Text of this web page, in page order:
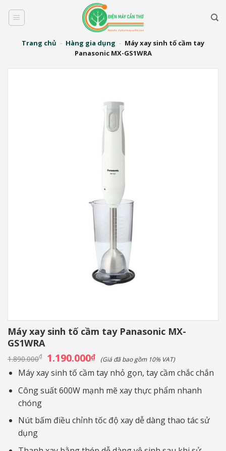
qua
Trang chủ - Hàng gia dụng - Máy xay sinh tố cầm tay
Panasonic MX-GS1WRA
Máy xay sinh tố cầm tay Panasonic MX-
GS1WRA
1.890.000₫ Giá
gốc
là:
1.890.000₫.
1.190.000₫Giá
hiện
tại
là:
(Giá đã bao gồm 10% VAT)
Máy xay sinh tố cầm tay nhỏ gọn, tay cầm chắc chắn
Công suất 600W mạnh mẽ xay thực phẩm nhanh
chóng
Nút bấm điều chỉnh tốc độ xay dễ dàng thao tác sử
dụng